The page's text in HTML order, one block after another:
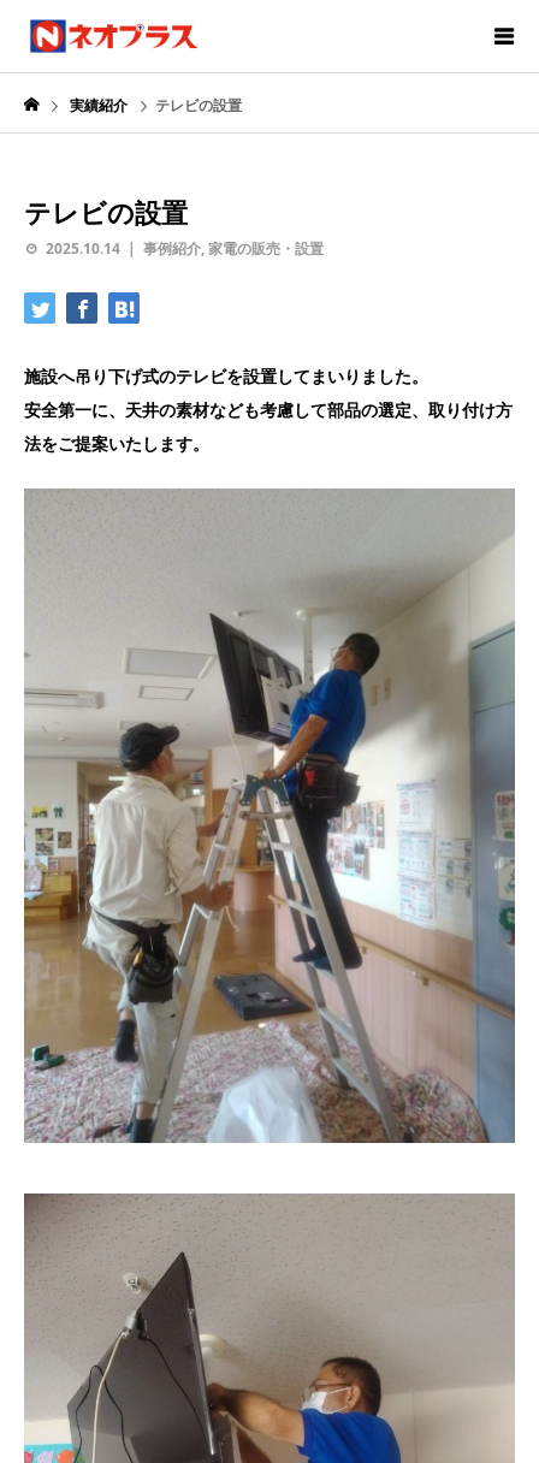
実績紹介 テレビの設置
テレビの設置
2025.10.14 事例紹介,家電の販売・設置
施設へ吊り下げ式のテレビを設置してまいりました。
安全第一に、天井の素材なども考慮して部品の選定、取り付け方
法をご提案いたします。